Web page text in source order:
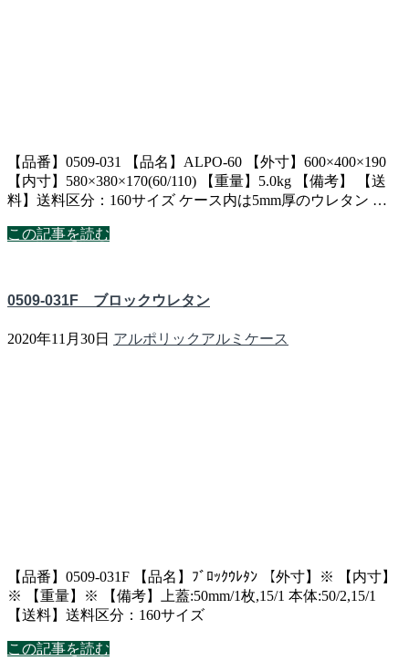
【品番】0509-031 【品名】ALPO-60 【外寸】600×400×190
【内寸】580×380×170(60/110) 【重量】5.0kg 【備考】 【送
料】送料区分：160サイズ ケース内は5mm厚のウレタン …
この記事を読む
0509-031F ブロックウレタン
2020年11月30日 アルポリックアルミケース
【品番】0509-031F 【品名】ﾌﾞﾛｯｸｳﾚﾀﾝ 【外寸】※ 【内寸】
※ 【重量】※ 【備考】上蓋:50mm/1枚,15/1 本体:50/2,15/1
【送料】送料区分：160サイズ
この記事を読む